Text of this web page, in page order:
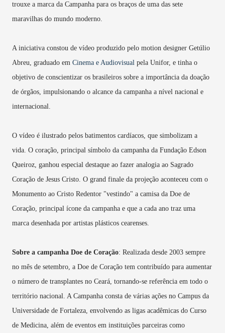
trouxe a marca da Campanha para os braços de uma das sete
maravilhas do mundo moderno.
A iniciativa constou de vídeo produzido pelo motion designer Getúlio
Abreu, graduado em Cinema e Audiovisual pela Unifor, e tinha o
objetivo de conscientizar os brasileiros sobre a importância da doação
de órgãos, impulsionando o alcance da campanha a nível nacional e
internacional.
O vídeo é ilustrado pelos batimentos cardíacos, que simbolizam a
vida. O coração, principal símbolo da campanha da Fundação Edson
Queiroz, ganhou especial destaque ao fazer analogia ao Sagrado
Coração de Jesus Cristo. O grand finale da projeção aconteceu com o
Monumento ao Cristo Redentor "vestindo" a camisa da Doe de
Coração, principal ícone da campanha e que a cada ano traz uma
marca desenhada por artistas plásticos cearenses.
Sobre a campanha Doe de Coração: Realizada desde 2003 sempre
no mês de setembro, a Doe de Coração tem contribuído para aumentar
o número de transplantes no Ceará, tornando-se referência em todo o
território nacional. A Campanha consta de várias ações no Campus da
Universidade de Fortaleza, envolvendo as ligas acadêmicas do Curso
de Medicina, além de eventos em instituições parceiras como